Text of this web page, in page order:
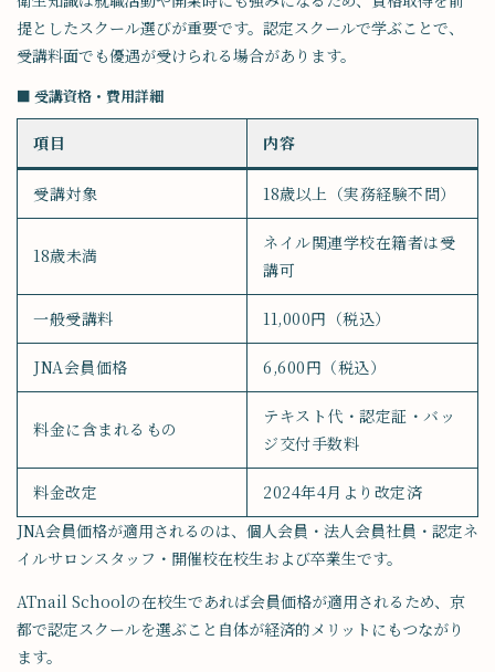
提としたスクール選びが重要です。認定スクールで学ぶことで、
受講料面でも優遇が受けられる場合があります。
■ 受講資格・費用詳細
項目 内容
受講対象 18歳以上（実務経験不問）
18歳未満
ネイル関連学校在籍者は受
講可
一般受講料 11,000円（税込）
JNA会員価格 6,600円（税込）
料金に含まれるもの
テキスト代・認定証・バッ
ジ交付手数料
料金改定
2024年4月より改定済
JNA会員価格が適用されるのは、個人会員・法人会員社員・認定ネ
イルサロンスタッフ・開催校在校生および卒業生です。
ATnail Schoolの在校生であれば会員価格が適用されるため、京
都で認定スクールを選ぶこと自体が経済的メリットにもつながり
ます。